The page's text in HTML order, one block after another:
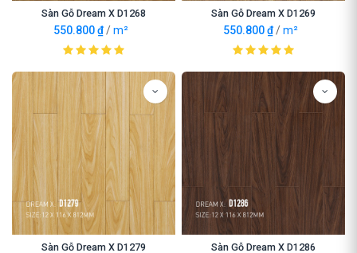
Sàn Gỗ Dream X D1268
550.800₫ /m²
Sàn Gỗ Dream X D1269
550.800₫ /m²
Sàn Gỗ Dream X D1279 Sàn Gỗ Dream X D1286